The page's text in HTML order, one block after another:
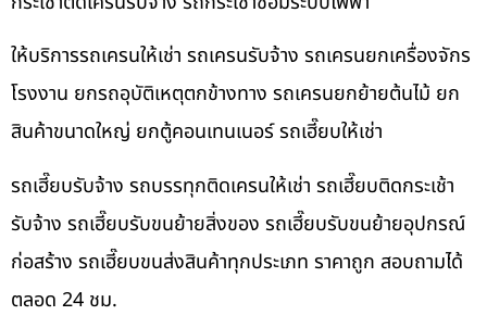
ให้บริการรถเครนให้เช่า รถเครนรับจ้าง รถเครนยกเครื่องจักร
โรงงาน ยกรถอุบัติเหตุตกข้างทาง รถเครนยกย้ายต้นไม้ ยก
สินค้าขนาดใหญ่ ยกตู้คอนเทนเนอร์ รถเฮี๊ยบให้เช่า
รถเฮี๊ยบรับจ้าง รถบรรทุกติดเครนให้เช่า รถเฮี๊ยบติดกระเช้า
รับจ้าง รถเฮี๊ยบรับขนย้ายสิ่งของ รถเฮี๊ยบรับขนย้ายอุปกรณ์
ก่อสร้าง รถเฮี๊ยบขนส่งสินค้าทุกประเภท ราคาถูก สอบถามได้
ตลอด 24 ชม.